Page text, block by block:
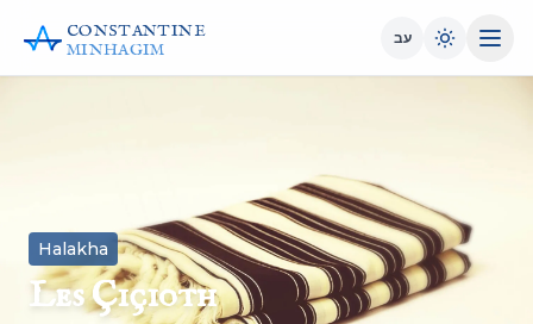
CONSTANTINE
MINHAGIM
עב
Halakha
Les Çiçioth